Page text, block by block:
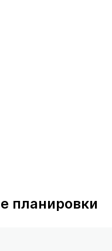
планировки